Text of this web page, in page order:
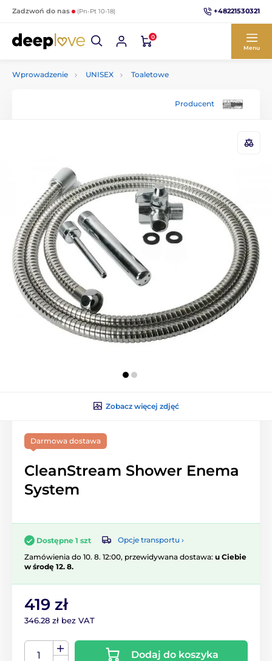
Zadzwoń do nas (Pn-Pt 10-18) +48221530321
0
Menu
Wprowadzenie UNISEX Toaletowe
Producent
Zobacz więcej zdjęć
Darmowa dostawa
CleanStream Shower Enema
System
Dostępne 1 szt
Opcje transportu ›
Zamówienia do 10. 8. 12:00, przewidywana dostawa: u Ciebie
w środę 12. 8.
419 zł
346.28 zł bez VAT
Dodaj do koszyka